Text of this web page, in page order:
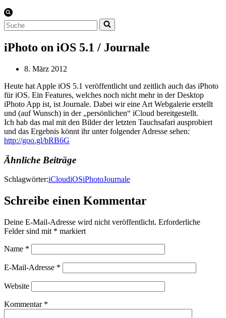
Suchen
nach …
iPhoto on iOS 5.1 / Journale
8. März 2012
Heute hat Apple iOS 5.1 veröffentlicht und zeitlich auch das iPhoto
für iOS. Ein Features, welches noch nicht mehr in der Desktop
iPhoto App ist, ist Journale. Dabei wir eine Art Webgalerie erstellt
und (auf Wunsch) in der „persönlichen“ iCloud bereitgestellt.
Ich hab das mal mit den Bilder der letzten Tauchsafari ausprobiert
und das Ergebnis könnt ihr unter folgender Adresse sehen:
http://goo.gl/bRB6G
Ähnliche Beiträge
Schlagwörter:iCloudiOSiPhotoJournale
Schreibe einen Kommentar
Deine E-Mail-Adresse wird nicht veröffentlicht. Erforderliche
Felder sind mit * markiert
Name *
E-Mail-Adresse *
Website
Kommentar *